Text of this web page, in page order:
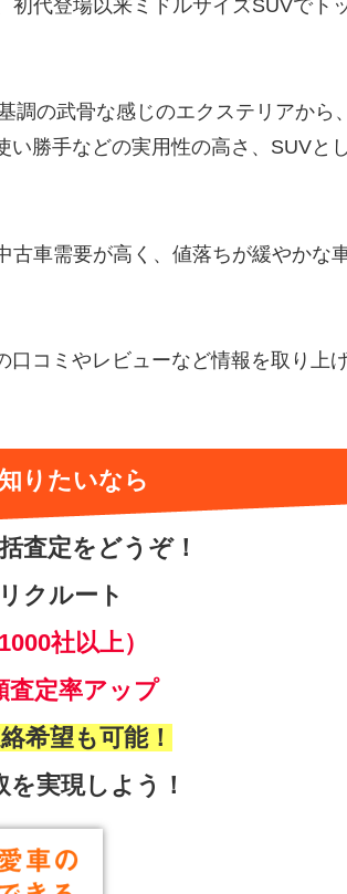
初代登場以来ミドルサイズSUVでト
調の武骨な感じのエクステリアから
勝手などの実用性の高さ、SUVと
古車需要が高く、値落ちが緩やかな
コミやレビューなど情報を取り上
りたいなら
査定をどうぞ！
クルート
社以上）
査定率アップ
希望も可能！
を実現しよう！